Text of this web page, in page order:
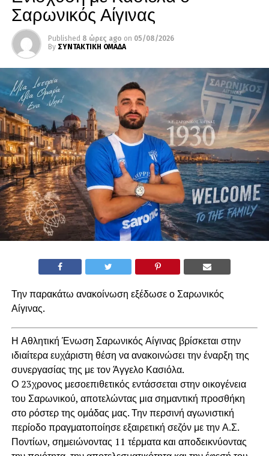
Σαρωνικός Αίγινας
Published 8 ώρες ago on 05/08/2026
By ΣΥΝΤΑΚΤΙΚΗ ΟΜΑΔΑ
Την παρακάτω ανακοίνωση εξέδωσε ο Σαρωνικός
Αίγινας.
Η Αθλητική Ένωση Σαρωνικός Αίγινας βρίσκεται στην
ιδιαίτερα ευχάριστη θέση να ανακοινώσει την έναρξη της
συνεργασίας της με τον Άγγελο Κασιόλα.
Ο 23χρονος μεσοεπιθετικός εντάσσεται στην οικογένεια
του Σαρωνικού, αποτελώντας μια σημαντική προσθήκη
στο ρόστερ της ομάδας μας. Την περσινή αγωνιστική
περίοδο πραγματοποίησε εξαιρετική σεζόν με την Α.Σ.
Ποντίων, σημειώνοντας 11 τέρματα και αποδεικνύοντας